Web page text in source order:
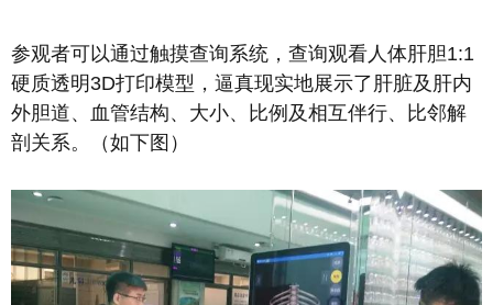
参观者可以通过触摸查询系统，查询观看人体肝胆1:1
硬质透明3D打印模型，逼真现实地展示了肝脏及肝内
外胆道、血管结构、大小、比例及相互伴行、比邻解
剖关系。（如下图）